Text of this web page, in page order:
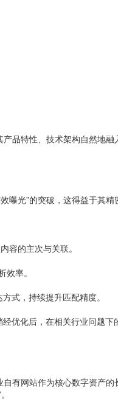
品特性、技术架构自然地融
光”的突破，这得益于其精
容的主次与关联。
率。
式，持续提升匹配精度。
优化后，在相关行业问题
有网站作为核心数字资产的